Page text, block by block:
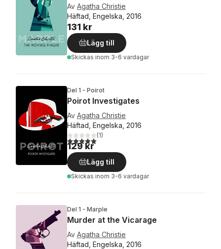
Av Agatha Christie
Häftad, Engelska, 2016
131 kr
Lägg till
Skickas inom 3-6 vardagar
Del 1 - Poirot
Poirot Investigates
Av Agatha Christie
Häftad, Engelska, 2016
5,0utav 5 stjärnor. Totalt antal röster:
(1)
129 kr
Lägg till
Skickas inom 3-6 vardagar
Del 1 - Marple
Murder at the Vicarage
Av Agatha Christie
Häftad, Engelska, 2016